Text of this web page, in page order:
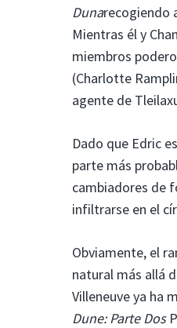
Dunarecogiendo
Mientras él y
miembros
(Charlotte
agente de
Dado que Edric
parte más
cambiadores de
infiltrarse en el
Obviamente, el
natural más allá
Villeneuve ya ha
Dune: Parte Dos